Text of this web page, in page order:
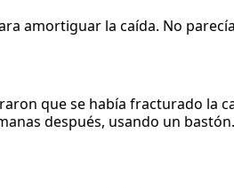
amortiguar la caída. No
que se había fracturado la
después, usando un